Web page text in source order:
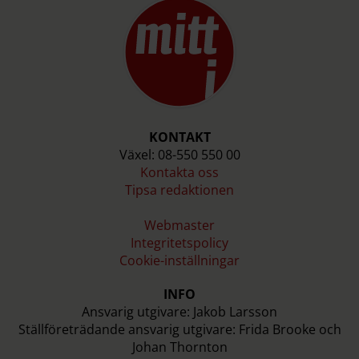
KONTAKT
Växel: 08-550 550 00
Kontakta oss
Tipsa redaktionen
Webmaster
Integritetspolicy
Cookie-inställningar
INFO
Ansvarig utgivare: Jakob Larsson
Ställföreträdande ansvarig utgivare: Frida Brooke och
Johan Thornton